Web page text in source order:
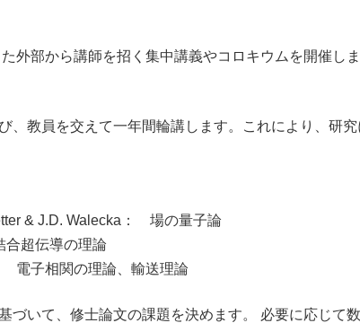
外部から講師を招く集中講義やコロキウムを開催し
教員を交えて一年間輪講します。これにより、研
& J.D. Walecka： 場の量子論
超伝導の理論
電子相関の理論、輸送理論
いて、修士論文の課題を決めます。 必要に応じて